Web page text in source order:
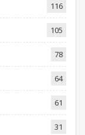
116
105
78
64
61
31